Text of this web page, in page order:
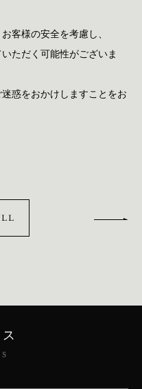
客様の安全を考慮し、
ただく可能性がございま
惑をおかけしますことをお